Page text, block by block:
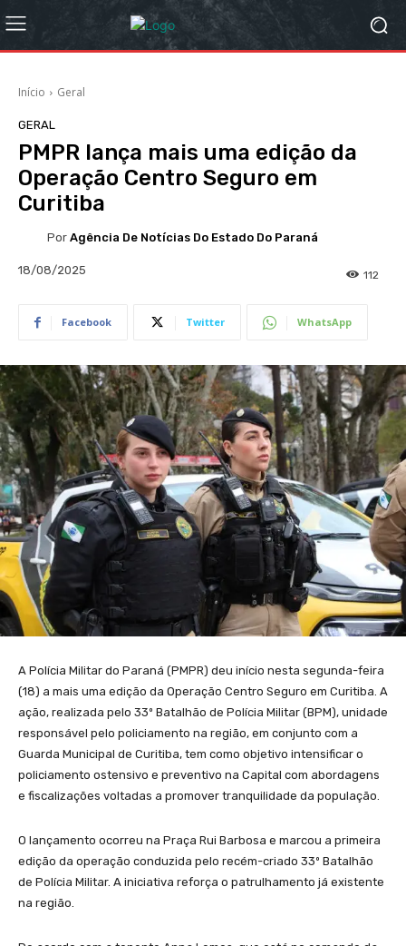
Início Geral
GERAL
PMPR lança mais uma edição da
Operação Centro Seguro em
Curitiba
Por Agência De Notícias Do Estado Do Paraná
18/08/2025 112
Facebook Twitter WhatsApp
A Polícia Militar do Paraná (PMPR) deu início nesta segunda-feira
(18) a mais uma edição da Operação Centro Seguro em Curitiba. A
ação, realizada pelo 33º Batalhão de Polícia Militar (BPM), unidade
responsável pelo policiamento na região, em conjunto com a
Guarda Municipal de Curitiba, tem como objetivo intensificar o
policiamento ostensivo e preventivo na Capital com abordagens
e fiscalizações voltadas a promover tranquilidade da população.
O lançamento ocorreu na Praça Rui Barbosa e marcou a primeira
edição da operação conduzida pelo recém-criado 33º Batalhão
de Polícia Militar. A iniciativa reforça o patrulhamento já existente
na região.